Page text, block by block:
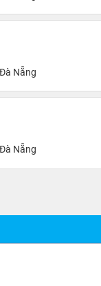
Đà Nẵng
Đà Nẵng